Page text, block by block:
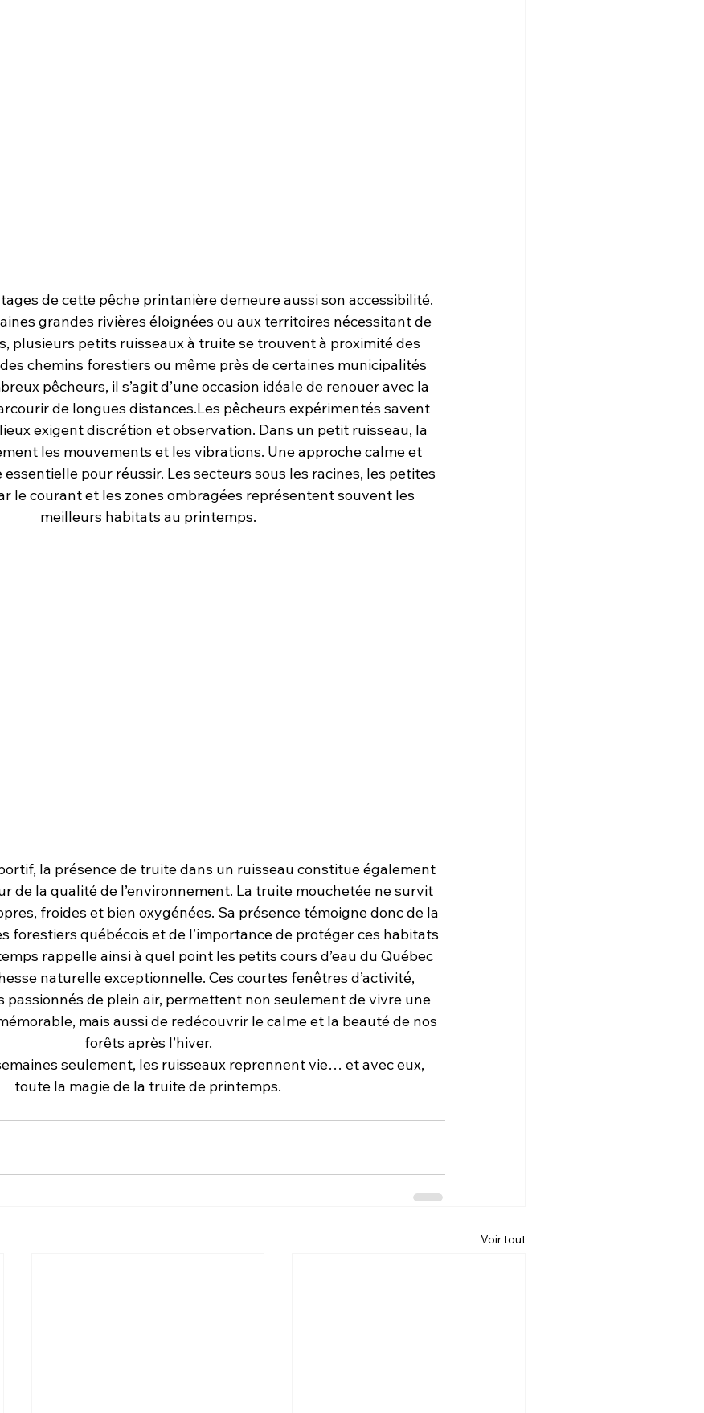
de cette pêche printanière demeure aussi son accessibilité.
grandes rivières éloignées ou aux territoires nécessitant de
plusieurs petits ruisseaux à truite se trouvent à proximité des
chemins forestiers ou même près de certaines municipalités
pêcheurs, il s’agit d’une occasion idéale de renouer avec la
de longues distances.Les pêcheurs expérimentés savent
exigent discrétion et observation. Dans un petit ruisseau, la
les mouvements et les vibrations. Une approche calme et
pour réussir. Les secteurs sous les racines, les petites
le courant et les zones ombragées représentent souvent les
meilleurs habitats au printemps.
la présence de truite dans un ruisseau constitue également
de la qualité de l’environnement. La truite mouchetée ne survit
froides et bien oxygénées. Sa présence témoigne donc de la
forestiers québécois et de l’importance de protéger ces habitats
rappelle ainsi à quel point les petits cours d’eau du Québec
naturelle exceptionnelle. Ces courtes fenêtres d’activité,
passionnés de plein air, permettent non seulement de vivre une
mais aussi de redécouvrir le calme et la beauté de nos
forêts après l’hiver.
seulement, les ruisseaux reprennent vie… et avec eux,
toute la magie de la truite de printemps.
Voir tout